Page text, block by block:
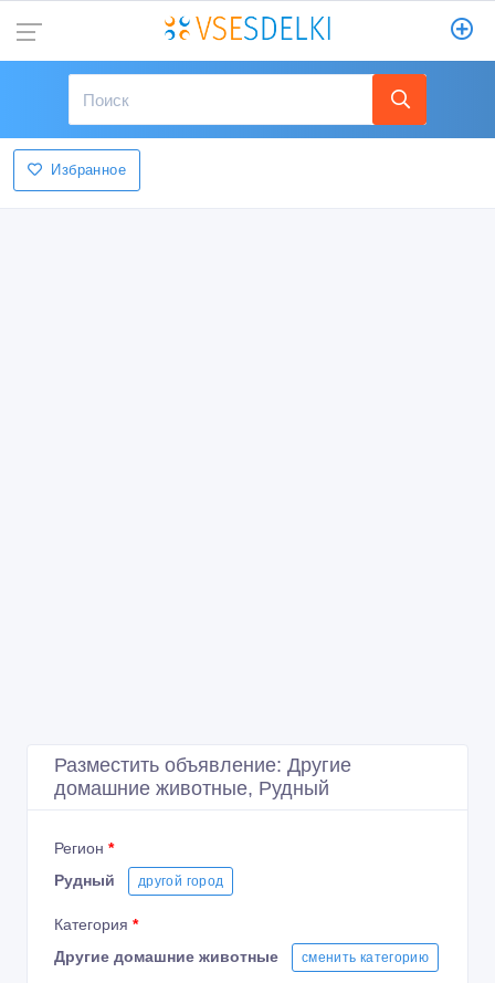
Избранное
Разместить объявление: Другие
домашние животные, Рудный
Регион *
Рудный
другой город
Категория *
Другие домашние животные
сменить категорию